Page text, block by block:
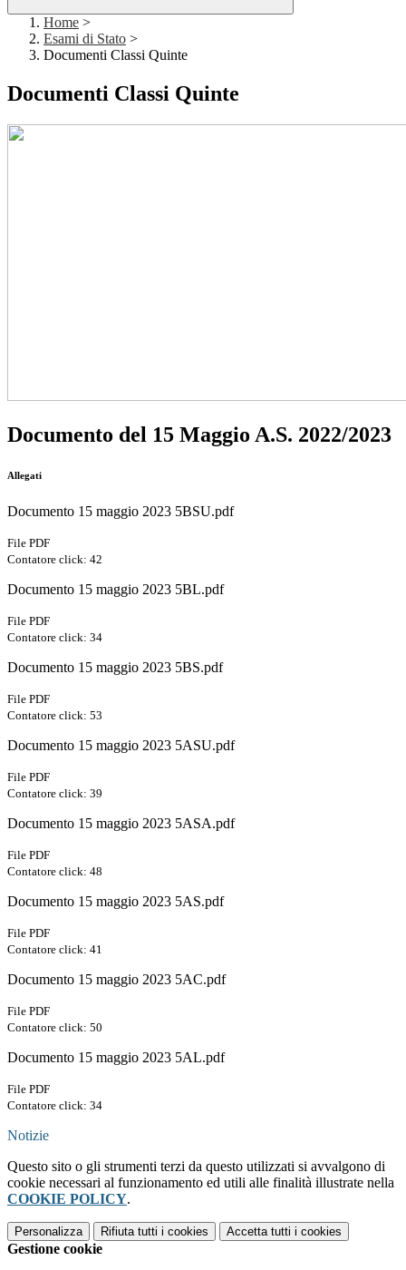
Home >
Esami di Stato >
Documenti Classi Quinte
Documenti Classi Quinte
Documento del 15 Maggio A.S. 2022/2023
Allegati
Documento 15 maggio 2023 5BSU.pdf
File PDF
Contatore click: 42
Documento 15 maggio 2023 5BL.pdf
File PDF
Contatore click: 34
Documento 15 maggio 2023 5BS.pdf
File PDF
Contatore click: 53
Documento 15 maggio 2023 5ASU.pdf
File PDF
Contatore click: 39
Documento 15 maggio 2023 5ASA.pdf
File PDF
Contatore click: 48
Documento 15 maggio 2023 5AS.pdf
File PDF
Contatore click: 41
Documento 15 maggio 2023 5AC.pdf
File PDF
Contatore click: 50
Documento 15 maggio 2023 5AL.pdf
File PDF
Contatore click: 34
Notizie
Questo sito o gli strumenti terzi da questo utilizzati si avvalgono di
cookie necessari al funzionamento ed utili alle finalità illustrate nella
COOKIE POLICY.
Personalizza Rifiuta tutti i cookies Accetta tutti i cookies
Gestione cookie